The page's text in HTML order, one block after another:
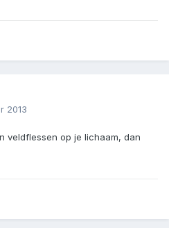
2013
veldflessen op je lichaam, dan